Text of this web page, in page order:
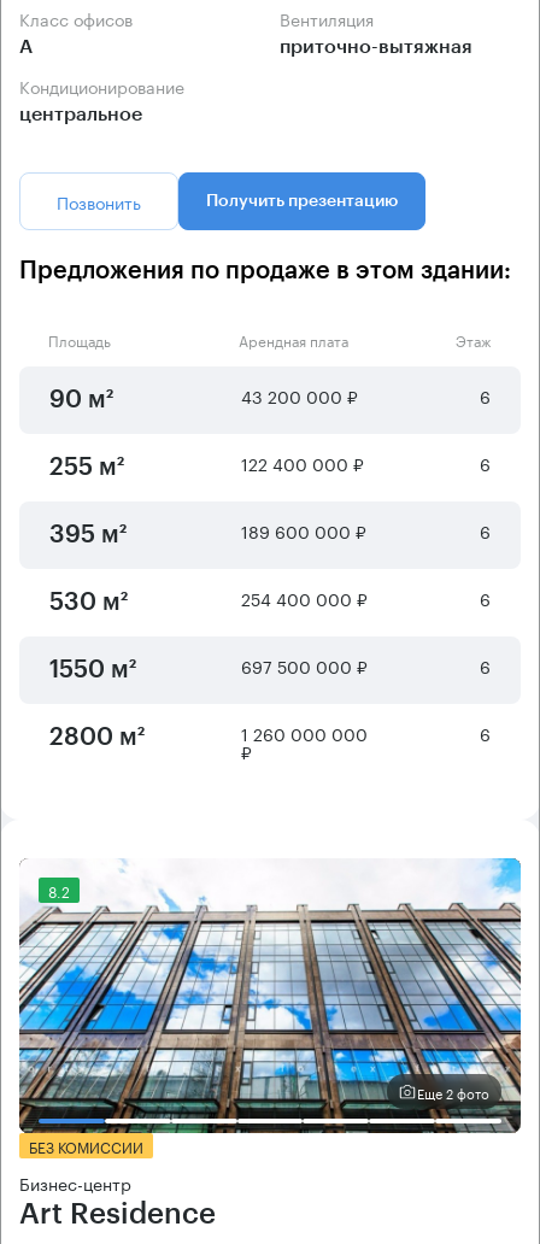
Класс офисов
А
Вентиляция
приточно-вытяжная
Кондиционирование
центральное
Позвонить Получить презентацию
Предложения по продаже в этом здании:
Площадь Арендная плата Этаж
90 м² 43 200 000 ₽ 6
255 м² 122 400 000 ₽ 6
395 м² 189 600 000 ₽ 6
530 м² 254 400 000 ₽ 6
1550 м² 697 500 000 ₽ 6
2800 м² 1 260 000 000
₽
6
8.2
Еще 2 фото
БЕЗ КОМИССИИ
Бизнес-центр
Art Residence